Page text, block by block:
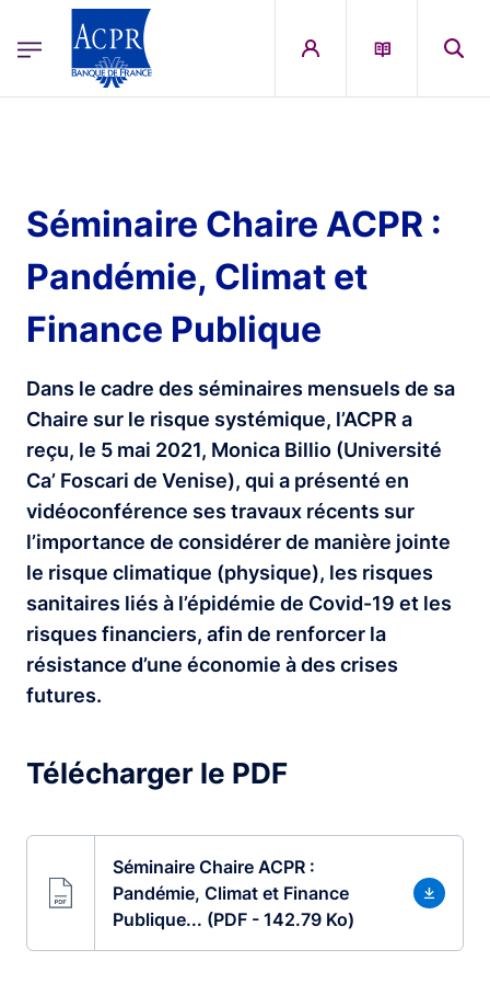
ACPR Menu Principal (French)
Séminaire Chaire ACPR :
Pandémie, Climat et
Finance Publique
Dans le cadre des séminaires mensuels de sa
Chaire sur le risque systémique, l’ACPR a
reçu, le 5 mai 2021, Monica Billio (Université
Ca’ Foscari de Venise), qui a présenté en
vidéoconférence ses travaux récents sur
l’importance de considérer de manière jointe
le risque climatique (physique), les risques
sanitaires liés à l’épidémie de Covid-19 et les
risques financiers, afin de renforcer la
résistance d’une économie à des crises
futures.
Télécharger le PDF
Séminaire Chaire ACPR :
Pandémie, Climat et Finance
Publique... (PDF - 142.79 Ko)